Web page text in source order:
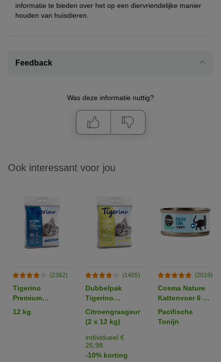
informatie te bieden over het op een diervriendelijke manier
houden van huisdieren.
Feedback
Was deze informatie nuttig?
Ook interessant voor jou
(2382)
Tigerino
Premium
Kattenbakvulling
- Sensitive
12 kg
(1405)
Dubbelpak
Tigerino
Premium
Kattenbakvulling
Citroengrasgeur
(2 x 12 kg)
individueel €
26,98
-10% korting
(2019)
Cosma Nature
Kattenvoer 6 x
70 g
Pacifische
Tonijn